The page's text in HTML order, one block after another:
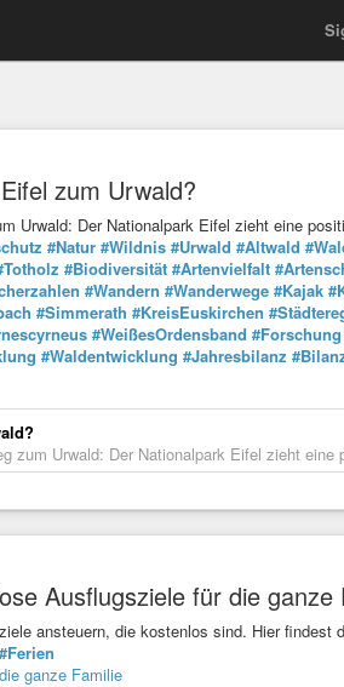
zum Urwald?
Urwald: Der Nationalpark Eifel zieht eine
#Natur #Wildnis #Urwald #Altwald
#Biodiversität #Artenvielfalt
#Wandern #Wanderwege #Kajak
#Simmerath #KreisEuskirchen
#WeißesOrdensband #Forschung
#Waldentwicklung #Jahresbilanz
zum Urwald: Der Nationalpark Eifel zieht eine
Ausflugsziele für die ganze
ansteuern, die kostenlos sind. Hier findest
#Ferien
ganze Familie